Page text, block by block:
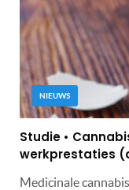
NIEUWS
Studie •
werkprestaties
Medicinale